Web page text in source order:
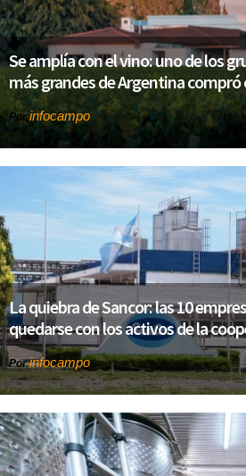
Se amplía con el vino: uno de los
más grandes de Argentina
Porinfocampo
La quiebra de Sancor: las 10
quedarse con los activos de la
Porinfocampo